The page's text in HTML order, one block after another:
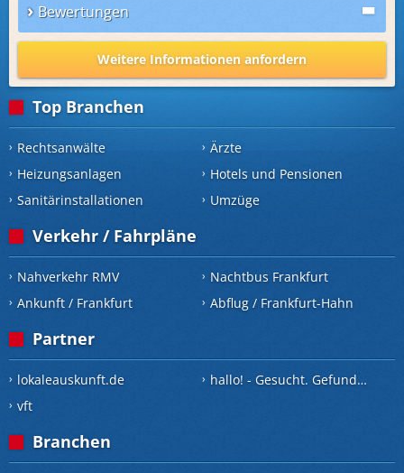
Bewertungen
Weitere Informationen anfordern
Top Branchen
Rechtsanwälte Ärzte
Heizungsanlagen
Hotels und Pensionen
Sanitärinstallationen
Umzüge
Verkehr / Fahrpläne
Nahverkehr RMV Nachtbus Frankfurt
Ankunft / Frankfurt
Abflug / Frankfurt-Hahn
Partner
lokaleauskunft.de hallo! - Gesucht. Gefunden.
vft
Branchen